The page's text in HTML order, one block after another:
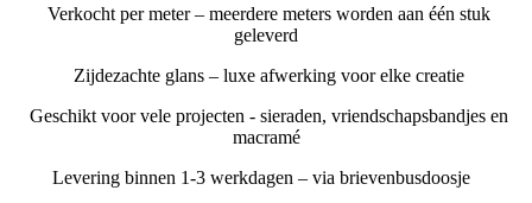
Verkocht per meter – meerdere meters worden aan één stuk
geleverd
Zijdezachte glans – luxe afwerking voor elke creatie
Geschikt voor vele projecten - sieraden, vriendschapsbandjes en
macramé
Levering binnen 1-3 werkdagen – via brievenbusdoosje